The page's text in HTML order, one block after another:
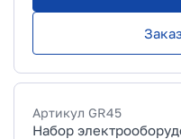
Артикул GR45
Набор